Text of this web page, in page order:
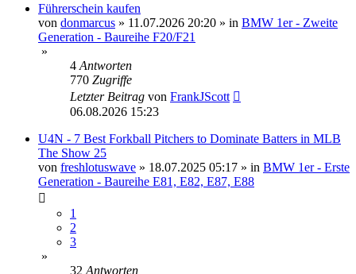
Führerschein kaufen
von donmarcus » 11.07.2026 20:20 » in BMW 1er - Zweite
Generation - Baureihe F20/F21
»
4 Antworten
770 Zugriffe
Letzter Beitrag von FrankJScott
06.08.2026 15:23
U4N - 7 Best Forkball Pitchers to Dominate Batters in MLB
The Show 25
von freshlotuswave » 18.07.2025 05:17 » in BMW 1er - Erste
Generation - Baureihe E81, E82, E87, E88
1
2
3
»
32 Antworten